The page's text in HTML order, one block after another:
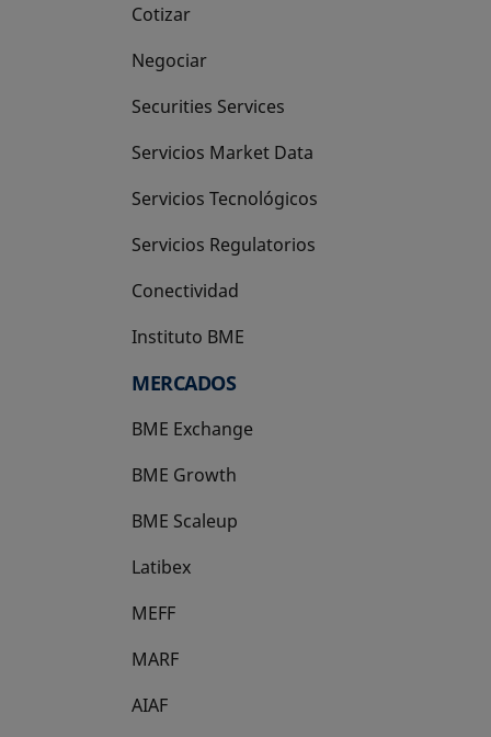
Cotizar
Negociar
Securities Services
Servicios Market Data
Servicios Tecnológicos
Servicios Regulatorios
Conectividad
Instituto BME
se abre en una pestaña nueva
MERCADOS
BME Exchange
BME Growth
se abre en una pestaña nueva
BME Scaleup
se abre en una pestaña nueva
Latibex
se abre en una pestaña nueva
MEFF
se abre en una pestaña nueva
MARF
AIAF